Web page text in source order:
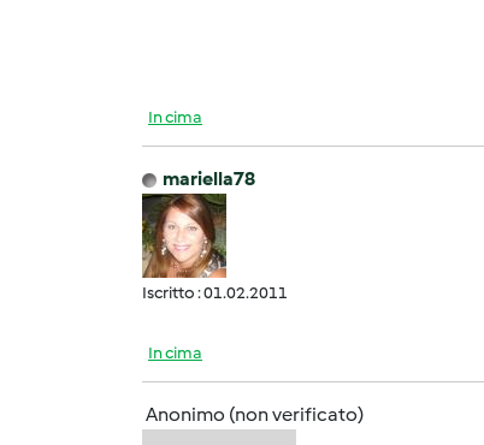
In cima
mariella78
Iscritto : 01.02.2011
In cima
Anonimo (non verificato)